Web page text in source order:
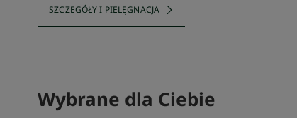
SZCZEGÓŁY I PIELĘGNACJA
Wybrane dla Ciebie